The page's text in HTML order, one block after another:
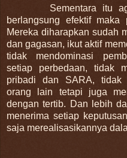
Sementara itu agar
berlangsung efektif maka
Mereka diharapkan sudah
dan gagasan, ikut aktif
tidak mendominasi
setiap perbedaan, tidak
pribadi dan SARA, tidak
orang lain tetapi juga
dengan tertib. Dan lebih
menerima setiap
saja merealisasikannya